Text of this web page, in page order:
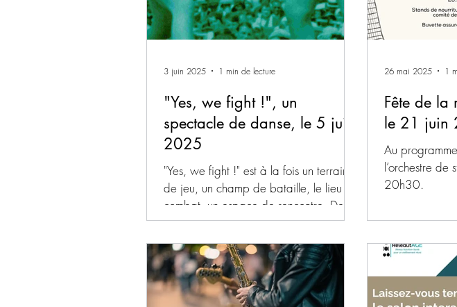
"Yes, we fight !", un
spectacle de danse, le 5 juin
2025
"Yes, we fight !" est à la fois un terrain
de jeu, un champ de bataille, le lieu du
combat, un espace de rencontre. Deux
femmes se...
3 juin 2025 1 min de lecture
Fête de la
le 21 juin
Au
l’orchestre
20h30.
26 mai 2025 1